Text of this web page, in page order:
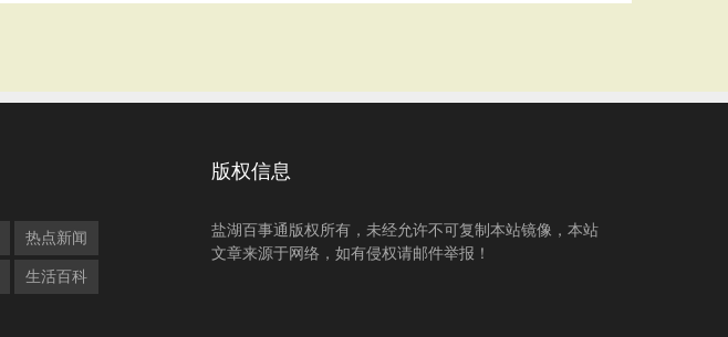
热点新闻
生活百科
版权信息
盐湖百事通版权所有，未经允许不可复制本站镜像，本站
文章来源于网络，如有侵权请邮件举报！